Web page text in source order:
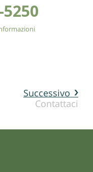
Successivo
Contattaci